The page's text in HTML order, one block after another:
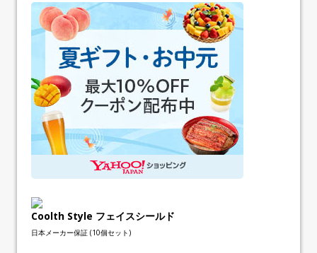
Coolth Style フェイスシールド
日本メーカー保証 (10個セット)